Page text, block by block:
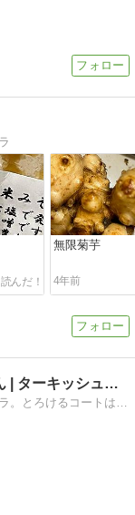
無限菊芋
4年前
初代あんからきゃっついんじゃぱん | ターキッシュアンゴラ